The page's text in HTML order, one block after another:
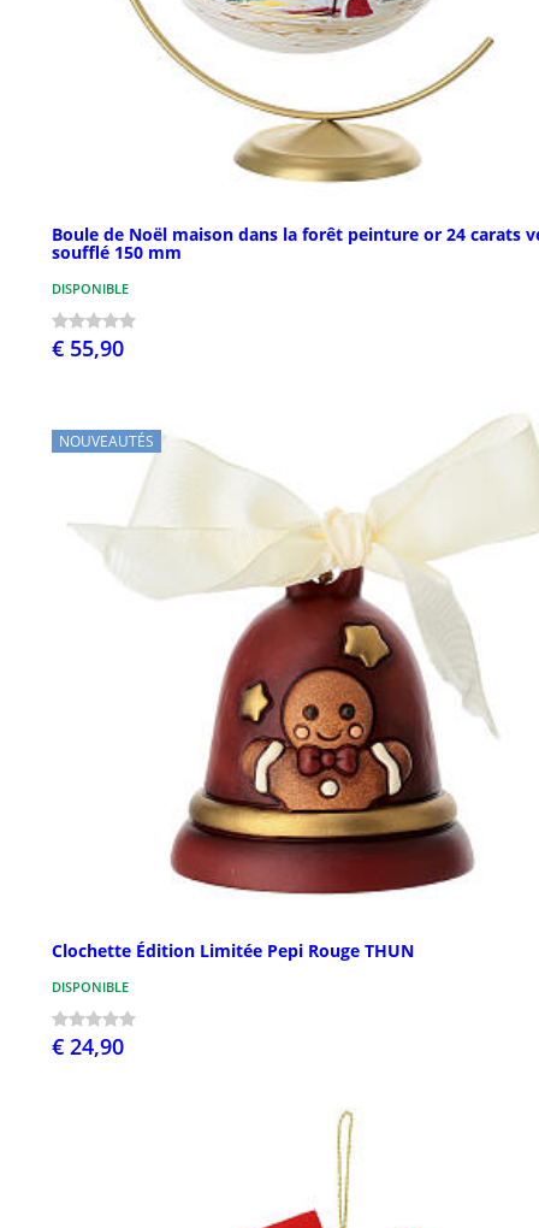
Boule de Noël maison dans la forêt peinture or 24 carats
soufflé 150 mm
DISPONIBLE
€ 55,90
NOUVEAUTÉS
Clochette Édition Limitée Pepi Rouge THUN
DISPONIBLE
€ 24,90